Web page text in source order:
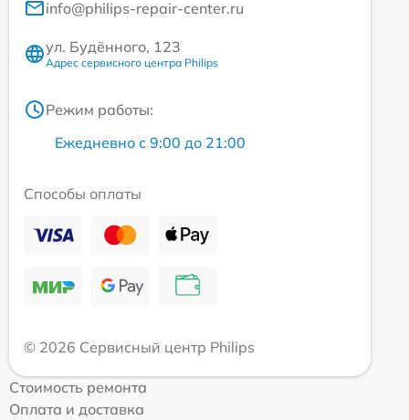
info@philips-repair-center.ru
ул. Будённого, 123
Адрес сервисного центра Philips
Режим работы:
Ежедневно с 9:00 до 21:00
Способы оплаты
© 2026 Сервисный центр Philips
Стоимость ремонта
Оплата и доставка